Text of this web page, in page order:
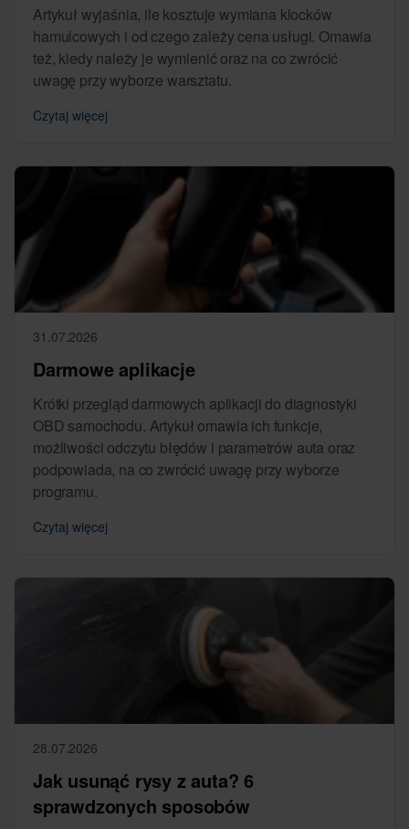
Artykuł wyjaśnia, ile kosztuje wymiana klocków
hamulcowych i od czego zależy cena usługi. Omawia
też, kiedy należy je wymienić oraz na co zwrócić
uwagę przy wyborze warsztatu.
Czytaj więcej
31.07.2026
Darmowe aplikacje
Krótki przegląd darmowych aplikacji do diagnostyki
OBD samochodu. Artykuł omawia ich funkcje,
możliwości odczytu błędów i parametrów auta oraz
podpowiada, na co zwrócić uwagę przy wyborze
programu.
Czytaj więcej
28.07.2026
Jak usunąć rysy z auta? 6
sprawdzonych sposobów